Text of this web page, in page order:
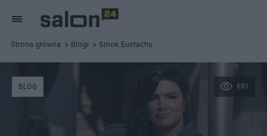
Strona główna Blogi Smok Eustachy
681
BLOG